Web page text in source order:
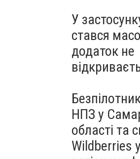
У
стався
додаток не
НПЗ у
області та
Wildberries